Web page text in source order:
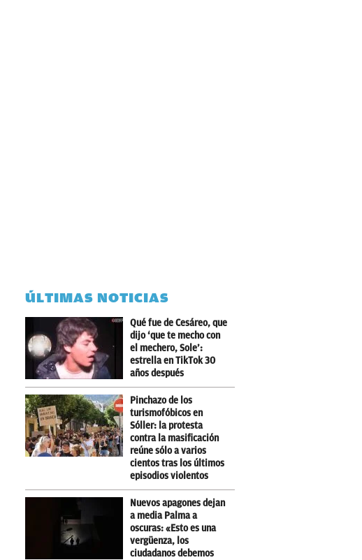
ÚLTIMAS NOTICIAS
Qué fue de Cesáreo, que
dijo ‘que te mecho con
el mechero, Sole’:
estrella en TikTok 30
años después
Pinchazo de los
turismofóbicos en
Sóller: la protesta
contra la masificación
reúne sólo a varios
cientos tras los últimos
episodios violentos
Nuevos apagones dejan
a media Palma a
oscuras: «Esto es una
vergüenza, los
ciudadanos debemos